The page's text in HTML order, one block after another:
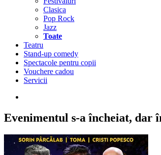
Clasica
Pop Rock
Jazz
Toate
Teatru
Stand-up comedy
Spectacole pentru copii
Vouchere cadou
Servicii
Evenimentul s-a încheiat, dar